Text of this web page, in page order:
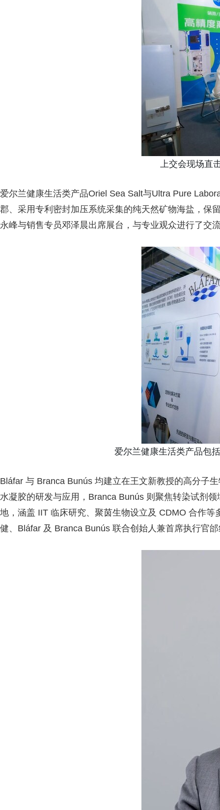
上交会现场直
爱尔兰健康生活类产品Oriel Sea Salt与Ultra Pure
郡、采用专利密封加压系统采集的纯天然矿物海盐，保
永峰与销售专员邓泽晨出席展台，与专业观众进行了交
爱尔兰健康生活类产品包
Bláfar 与 Branca Bunús 均建立在王文新教授的高分子
水凝胶的研发与应用，Branca Bunús 则聚焦转染试剂
地，涵盖 IIT 临床研究、聚茵生物设立及 CDMO 合作
健、Bláfar 及 Branca Bunús 联合创始人兼首席执行官